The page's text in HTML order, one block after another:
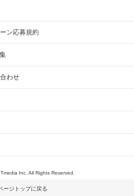
ン応募規約
わせ
Inc. All Rights Reserved.
ージトップに戻る